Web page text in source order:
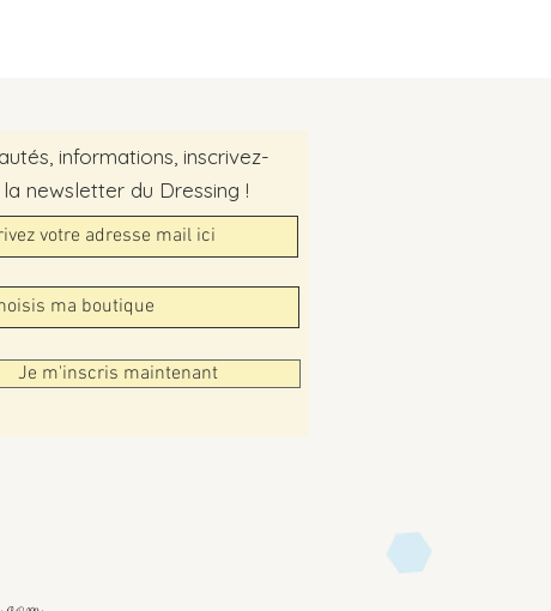
informations, inscrivez-
newsletter du Dressing !
Je m'inscris maintenant